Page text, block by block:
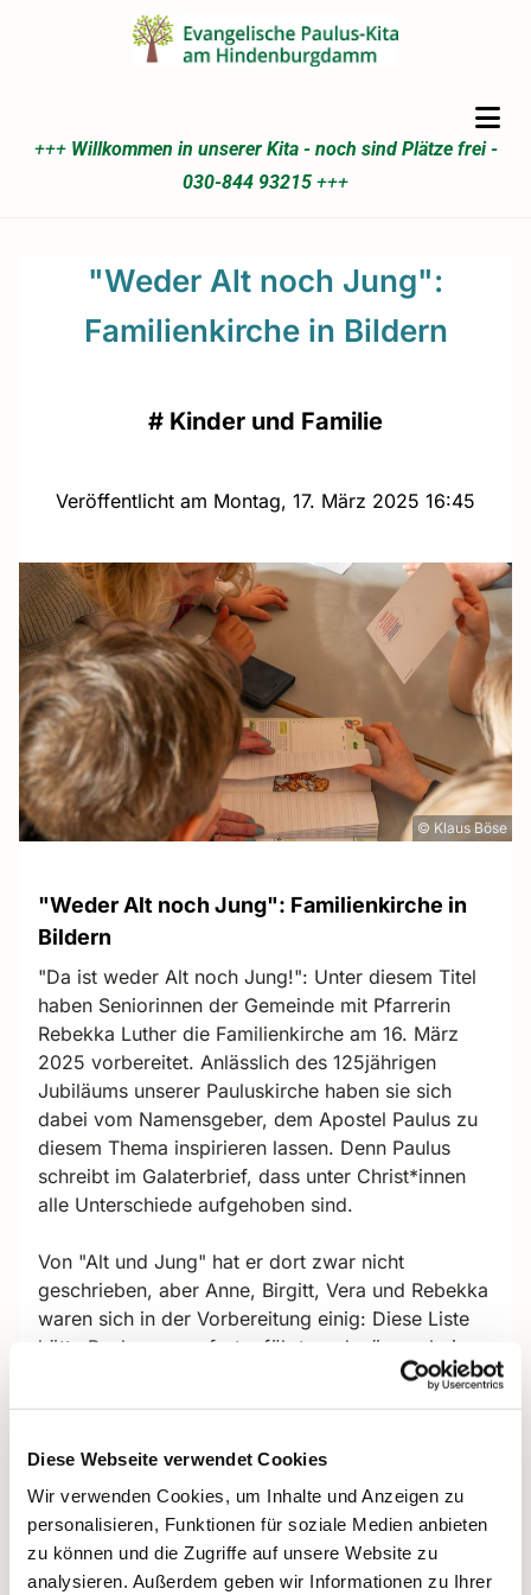
Diese Webseite verwendet Cookies
Wir verwenden Cookies, um Inhalte und Anzeigen zu
personalisieren, Funktionen für soziale Medien anbieten
zu können und die Zugriffe auf unsere Website zu
analysieren. Außerdem geben wir Informationen zu Ihrer
+++ Willkommen in unserer Kita - noch sind Plätze frei -
030-844 93215 +++
"Weder Alt noch Jung":
Familienkirche in Bildern
# Kinder und Familie
Veröffentlicht am Montag, 17. März 2025 16:45
© Klaus Böse
"Weder Alt noch Jung": Familienkirche in
Bildern
"Da ist weder Alt noch Jung!": Unter diesem Titel
haben Seniorinnen der Gemeinde mit Pfarrerin
Rebekka Luther die Familienkirche am 16. März
2025 vorbereitet. Anlässlich des 125jährigen
Jubiläums unserer Pauluskirche haben sie sich
dabei vom Namensgeber, dem Apostel Paulus zu
diesem Thema inspirieren lassen. Denn Paulus
schreibt im Galaterbrief, dass unter Christ*innen
alle Unterschiede aufgehoben sind.
Von "Alt und Jung" hat er dort zwar nicht
geschrieben, aber Anne, Birgitt, Vera und Rebekka
waren sich in der Vorbereitung einig: Diese Liste
hätte Paulus gerne fortgeführt, und wäre er bei
unserer Familienkirche heute zu Besuch gewesen,
dann hätte er den Zusatz auf dem kostbaren
Denn unsere Seniorinnen haben an drei Stationen
Spiele aus ihrer Kindheit vorgestellt, die Kinder
und Eltern sofort ausprobiert haben:
"Murmeln schießen","Bändern abnehmen"und